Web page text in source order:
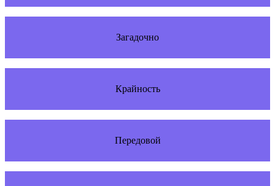
Загадочно
Крайность
Передовой